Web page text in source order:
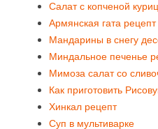
Салат с копченой
Армянская гата рецепт
Мандарины в снегу
Миндальное печенье
Мимоза салат со
Как приготовить
Хинкал рецепт
Суп в мультиварке